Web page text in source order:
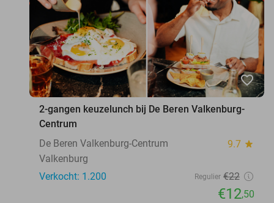
favorite_border
2-gangen keuzelunch bij De Beren Valkenburg-
Centrum
De Beren Valkenburg-Centrum
9.7 star
Valkenburg
Verkocht: 1.200
Regulier €22
€12,50